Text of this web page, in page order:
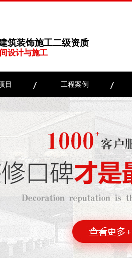
筑装饰施工二级资质
设计与施工
目 工程案例